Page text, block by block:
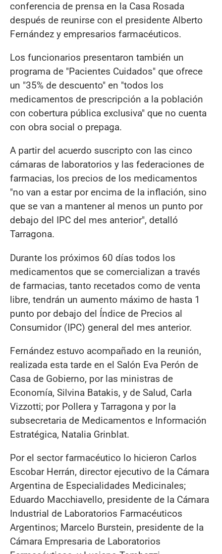
conferencia de prensa en la Casa Rosada
después de reunirse con el presidente Alberto
Fernández y empresarios farmacéuticos.
Los funcionarios presentaron también un
programa de "Pacientes Cuidados" que ofrece
un "35% de descuento" en "todos los
medicamentos de prescripción a la población
con cobertura pública exclusiva" que no cuenta
con obra social o prepaga.
A partir del acuerdo suscripto con las cinco
cámaras de laboratorios y las federaciones de
farmacias, los precios de los medicamentos
"no van a estar por encima de la inflación, sino
que se van a mantener al menos un punto por
debajo del IPC del mes anterior", detalló
Tarragona.
Durante los próximos 60 días todos los
medicamentos que se comercializan a través
de farmacias, tanto recetados como de venta
libre, tendrán un aumento máximo de hasta 1
punto por debajo del Índice de Precios al
Consumidor (IPC) general del mes anterior.
Fernández estuvo acompañado en la reunión,
realizada esta tarde en el Salón Eva Perón de
Casa de Gobierno, por las ministras de
Economía, Silvina Batakis, y de Salud, Carla
Vizzotti; por Pollera y Tarragona y por la
subsecretaria de Medicamentos e Información
Estratégica, Natalia Grinblat.
Por el sector farmacéutico lo hicieron Carlos
Escobar Herrán, director ejecutivo de la Cámara
Argentina de Especialidades Medicinales;
Eduardo Macchiavello, presidente de la Cámara
Industrial de Laboratorios Farmacéuticos
Argentinos; Marcelo Burstein, presidente de la
Cámara Empresaria de Laboratorios